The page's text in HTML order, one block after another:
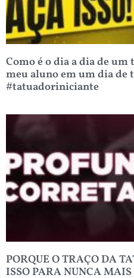
Como é o dia a dia de
meu aluno em um dia de
#tatuadoriniciante
PORQUE O TRAÇO DA
ISSO PARA NUNCA